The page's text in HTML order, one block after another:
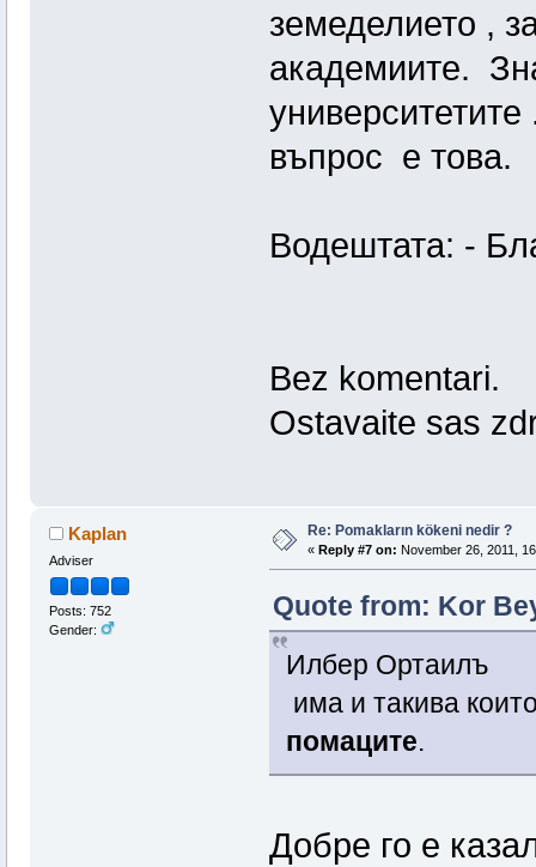
земеделието ,
академиите.
въпрос е това.
Водештата: -
Bez komentari.
Ostavaite sas
Kaplan
Adviser
Posts: 752
Gender:
Re: Pomakların kökeni nedir ?
« Reply #7 on: November 26, 2011,
Quote from: Kor
Илбер Ортаилъ
има и такива
помаците.
Добре го е